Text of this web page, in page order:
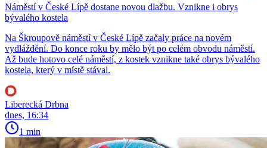
Náměstí v České Lípě dostane novou dlažbu. Vznikne i obrys
bývalého kostela
Na Škroupově náměstí v České Lípě začaly práce na novém
vydláždění. Do konce roku by mělo být po celém obvodu náměstí.
Až bude hotovo celé náměstí, z kostek vznikne také obrys bývalého
kostela, který v místě stával.
Liberecká Drbna
dnes, 16:34
1 min